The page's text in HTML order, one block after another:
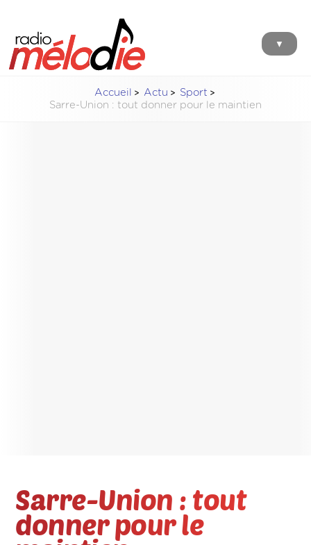
▼
Accueil Actu
Sport
Sarre-Union : tout donner pour le maintien
Sarre-Union : tout
donner pour le